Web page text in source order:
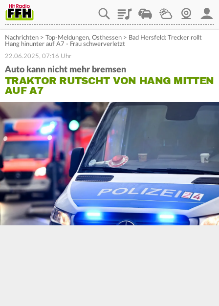
PlaylistStaupilotWetterWebcam
Nachrichten > Top-Meldungen, Osthessen > Bad Hersfeld: Trecker rollt
Hang hinunter auf A7 - Frau schwerverletzt
22.06.2025, 07:16 Uhr
Auto kann nicht mehr bremsen
TRAKTOR RUTSCHT VON HANG MITTEN
AUF A7